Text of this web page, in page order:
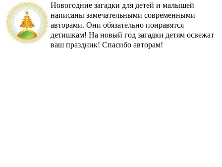
Новогодние загадки для детей и малышей
написаны замечательными современными
авторами. Они обязательно понравятся
детишкам! На новый год загадки детям освежат
ваш праздник! Спасибо авторам!